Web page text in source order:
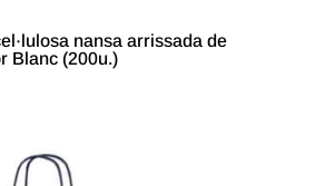
nansa arrissada de
Blanc (200u.)